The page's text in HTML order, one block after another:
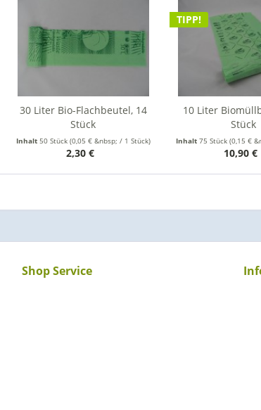
30 Liter Bio-Flachbeutel, 14
Stück
Inhalt 50 Stück (0,05 € &nbsp; / 1 Stück)
2,30 €
TIPP!
10 Liter
Stück
Inhalt75 Stück(0,15 €
10,90 €
Shop Service